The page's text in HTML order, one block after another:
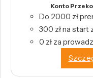
Konto
Do 2000 zł
300 zł na start
0 zł za